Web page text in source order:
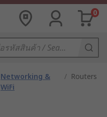
0
Networking &
WiFi
/ Routers